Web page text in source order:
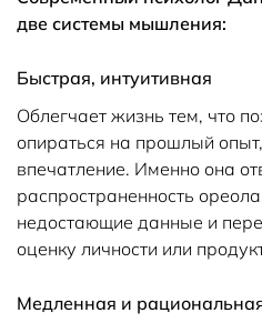
две системы мышления:
Быстрая, интуитивная
Облегчает жизнь тем, что
опираться на прошлый
впечатление. Именно она
распространенность
недостающие данные и
оценку личности или
Медленная и